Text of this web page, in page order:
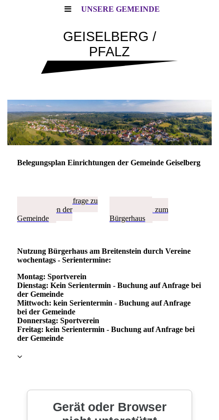
UNSERE GEMEINDE
GEISELBERG /
PFALZ
Belegungsplan Einrichtungen der Gemeinde Geiselberg
► Buchungsanfrage zu
Einrichtungen der
Gemeinde
Informationen zum
Bürgerhaus
Nutzung Bürgerhaus am Breitenstein durch Vereine
wochentags - Serientermine:
Montag: Sportverein
Dienstag: Kein Serientermin - Buchung auf Anfrage bei
der Gemeinde
Mittwoch: kein Serientermin - Buchung auf Anfrage
bei der Gemeinde
Donnerstag: Sportverein
Freitag: kein Serientermin - Buchung auf Anfrage bei
der Gemeinde